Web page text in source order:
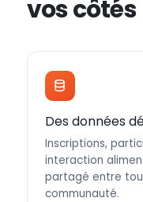
vos côtés
Des données
Inscriptions,
interaction
partagé entre
communauté.